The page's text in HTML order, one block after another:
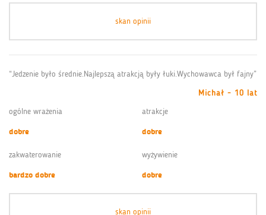
skan opinii
“Jedzenie było średnie.Najlepszą atrakcją były łuki.Wychowawca był fajny”
Michał - 10 lat
ogólne wrażenia
dobre
atrakcje
dobre
zakwaterowanie
bardzo dobre
wyżywienie
dobre
skan opinii